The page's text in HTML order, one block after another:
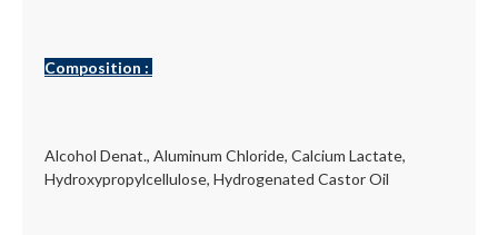
Composition :
Alcohol Denat., Aluminum Chloride, Calcium Lactate,
Hydroxypropylcellulose, Hydrogenated Castor Oil